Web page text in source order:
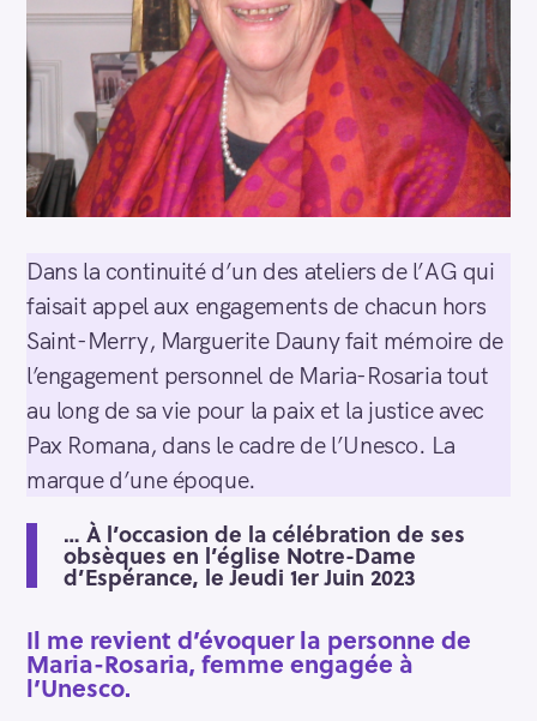
Dans la continuité d’un des ateliers de l’AG qui
faisait appel aux engagements de chacun hors
Saint-Merry, Marguerite Dauny fait mémoire de
l’engagement personnel de Maria-Rosaria tout
au long de sa vie pour la paix et la justice avec
Pax Romana, dans le cadre de l’Unesco. La
marque d’une époque.
… À l’occasion de la célébration de ses
obsèques en l’église Notre-Dame
d’Espérance, le Jeudi 1er Juin 2023
Il me revient d’évoquer la personne de
Maria-Rosaria, femme engagée à
l’Unesco.